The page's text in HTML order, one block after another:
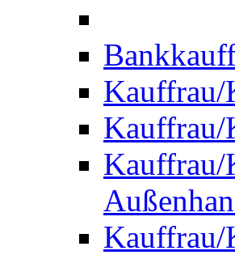
Kauffrau/
Kauffrau/
Kauffrau/
Kauffrau/